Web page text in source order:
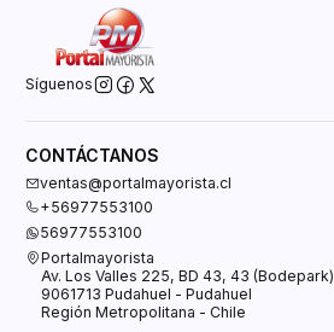
Síguenos
CONTÁCTANOS
ventas@portalmayorista.cl
+56977553100
56977553100
Portalmayorista
Av. Los Valles 225, BD 43, 43 (Bodepark)
9061713 Pudahuel - Pudahuel
Región Metropolitana - Chile